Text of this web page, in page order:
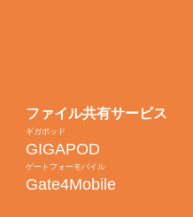
ファイル共有サービス
ギガポッド
GIGAPOD
ゲートフォーモバイル
Gate4Mobile